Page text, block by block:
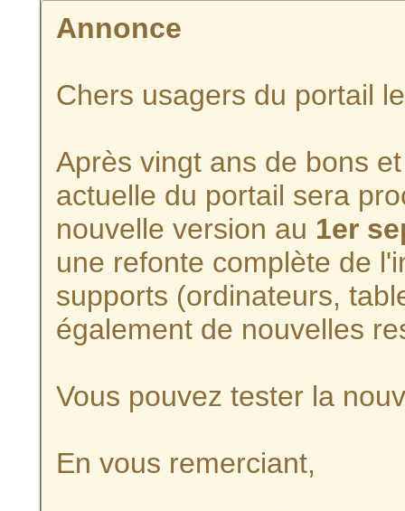
Annonce
Chers usagers du portail
Après vingt ans de bons
actuelle du portail sera
nouvelle version au 1er
une refonte complète de
supports (ordinateurs,
également de nouvelles
Vous pouvez tester la
En vous remerciant,